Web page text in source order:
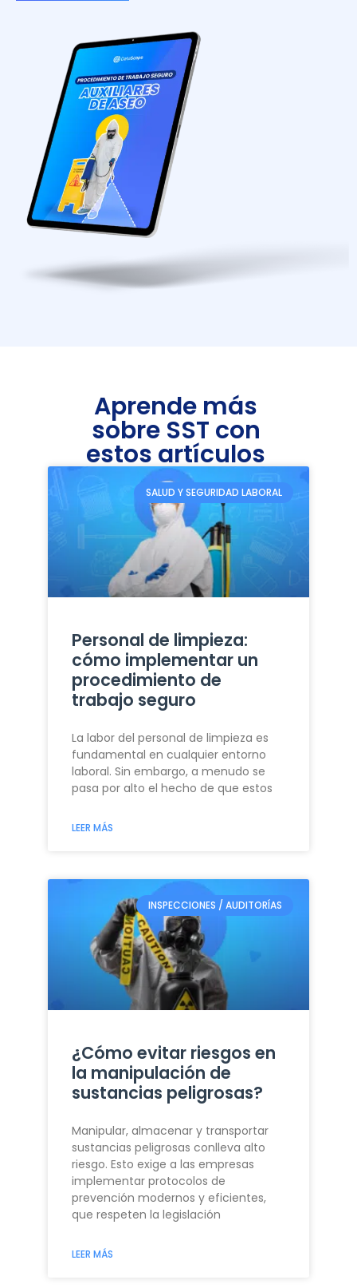
Aprende más
sobre SST con
estos artículos
SALUD Y SEGURIDAD LABORAL
Personal de limpieza:
cómo implementar un
procedimiento de
trabajo seguro
La labor del personal de limpieza es
fundamental en cualquier entorno
laboral. Sin embargo, a menudo se
pasa por alto el hecho de que estos
LEER MÁS
INSPECCIONES / AUDITORÍAS
¿Cómo evitar riesgos en
la manipulación de
sustancias peligrosas?
Manipular, almacenar y transportar
sustancias peligrosas conlleva alto
riesgo. Esto exige a las empresas
implementar protocolos de
prevención modernos y eficientes,
que respeten la legislación
LEER MÁS